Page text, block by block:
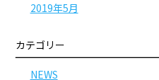
2019年5月
カテゴリー
NEWS